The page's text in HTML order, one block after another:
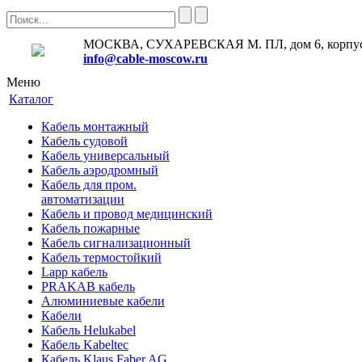
МОСКВА, СУХАРЕВСКАЯ М. ПЛ, дом 6,
info@cable-moscow.ru
Меню
Каталог
Кабель монтажный
Кабель судовой
Кабель универсальный
Кабель аэродромный
Кабель для пром.
автоматизации
Кабель и провод медицинский
Кабель пожарные
Кабель сигнализационный
Кабель термостойкий
Lapp кабель
PRAKAB кабель
Алюминиевые кабели
Кабели
Кабель Helukabel
Кабель Kabeltec
Кабель Klaus Faber AG